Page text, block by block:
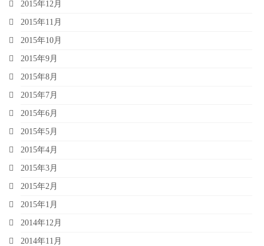
2015年12月
2015年11月
2015年10月
2015年9月
2015年8月
2015年7月
2015年6月
2015年5月
2015年4月
2015年3月
2015年2月
2015年1月
2014年12月
2014年11月